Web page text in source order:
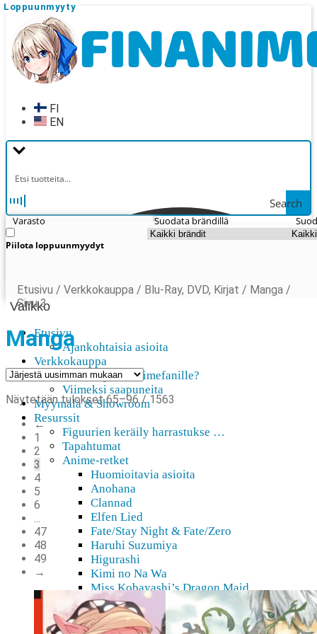
Siirry
navigointiin
Siirry
sisältöön
FI
EN
Search
Varasto
Piilota loppuunmyydyt
Suodata brändillä
Valikko
Etusivu
Ajankohtaisia asioita
Verkkokauppa
Mitä lahjaksi animefanille?
Viimeksi saapuneita
Myymälä & Showroom
Resurssit
Figuurien keräily harrastukse …
Tapahtumat
Anime-retket
Huomioitavia asioita
Anohana
Clannad
Elfen Lied
Fate/Stay Night & Fate/Zero
Haruhi Suzumiya
Higurashi
Kimi no Na Wa
Miss Kobayashi’s Dragon Maid
Oreimo
Sanasto
MMD
Etusivu / Verkkokauppa / Blu-Ray, DVD, Kirjat / Manga /
Sivu 3
Manga
Näytetään tulokset 65–96 / 1563
latest
←
1
2
3
4
5
6
47
48
49
→
Loppuunmyyty
Loppuunmyyty
Loppuunmyyty